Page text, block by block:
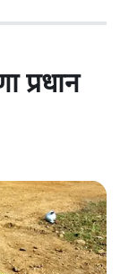
प्रधान